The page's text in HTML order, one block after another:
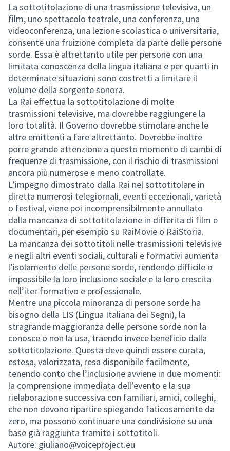
La sottotitolazione di una trasmissione televisiva, un
film, uno spettacolo teatrale, una conferenza, una
videoconferenza, una lezione scolastica o universitaria,
consente una fruizione completa da parte delle persone
sorde. Essa è altrettanto utile per persone con una
limitata conoscenza della lingua italiana e per quanti in
determinate situazioni sono costretti a limitare il
volume della sorgente sonora.
La Rai effettua la sottotitolazione di molte
trasmissioni televisive, ma dovrebbe raggiungere la
loro totalità. Il Governo dovrebbe stimolare anche le
altre emittenti a fare altrettanto. Dovrebbe inoltre
porre grande attenzione a questo momento di cambi di
frequenze di trasmissione, con il rischio di trasmissioni
ancora più numerose e meno controllate.
L’impegno dimostrato dalla Rai nel sottotitolare in
diretta numerosi telegiornali, eventi eccezionali, varietà
o festival, viene poi incomprensibilmente annullato
dalla mancanza di sottotitolazione in differita di film e
documentari, per esempio su RaiMovie o RaiStoria.
La mancanza dei sottotitoli nelle trasmissioni televisive
e negli altri eventi sociali, culturali e formativi aumenta
l’isolamento delle persone sorde, rendendo difficile o
impossibile la loro inclusione sociale e la loro crescita
nell’iter formativo e professionale.
Mentre una piccola minoranza di persone sorde ha
bisogno della LIS (Lingua Italiana dei Segni), la
stragrande maggioranza delle persone sorde non la
conosce o non la usa, traendo invece beneficio dalla
sottotitolazione. Questa deve quindi essere curata,
estesa, valorizzata, resa disponibile facilmente,
tenendo conto che l’inclusione avviene in due momenti:
la comprensione immediata dell’evento e la sua
rielaborazione successiva con familiari, amici, colleghi,
che non devono ripartire spiegando faticosamente da
zero, ma possono continuare una condivisione su una
base già raggiunta tramite i sottotitoli.
Autore: giuliano@voiceproject.eu